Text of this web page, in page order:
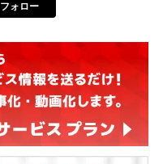
フォロー